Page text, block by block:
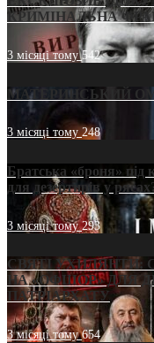
КРИМІНАЛЬНА
3 місяці тому542
МАТЕРИНСЬКИЙ
3 місяці тому248
Братська «броня»
для дезертирів у
3 місяці тому293
СВЯТІ УХИЛЯНТИ:
НА «ОФШОР» ДЛЯ
ПАТРІАРХАТУ
3 місяці тому654